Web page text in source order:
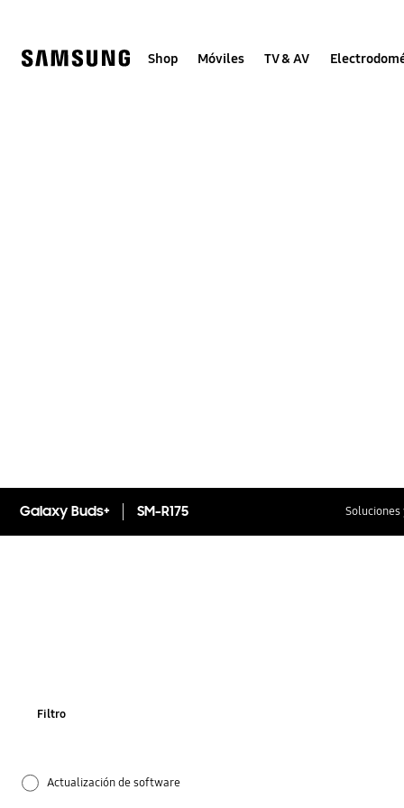
Shop Móviles TV & AV
Galaxy Buds+ SM-R175 Soluciones
Filtro
Actualización de software